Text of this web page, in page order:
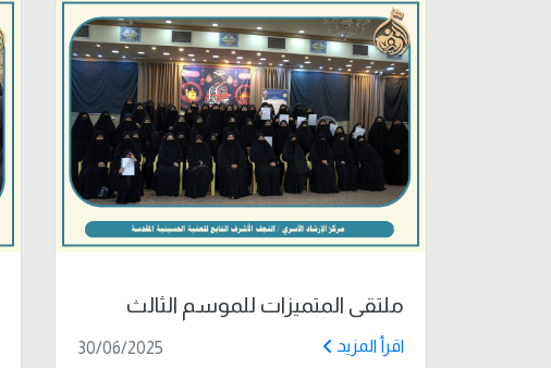
ملتقى المتميزات للموسم الثالث
اقرأ المزيد 30/06/2025